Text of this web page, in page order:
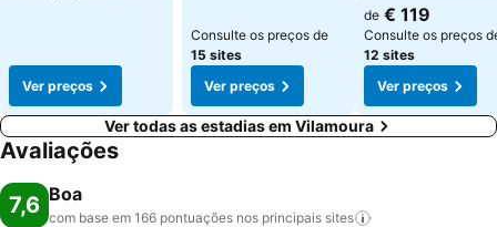
Ver preços
Consulte os preços de
15 sites
Ver preços
de € 119
Consulte os preços
12 sites
Ver preços
Ver todas as estadias em Vilamoura
Avaliações
7,6 Boa
com base em 166 pontuações nos principais sites